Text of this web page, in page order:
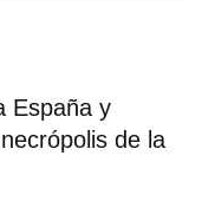
España y
de la